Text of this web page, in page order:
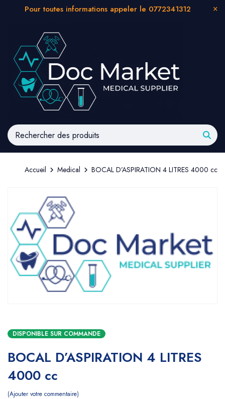
Pour toutes informations appeler le 0772341312
Accueil Medical BOCAL D’ASPIRATION 4 LITRES 4000 cc
DISPONIBLE SUR COMMANDE
BOCAL D’ASPIRATION 4 LITRES
4000 cc
Ajouter votre commentaire